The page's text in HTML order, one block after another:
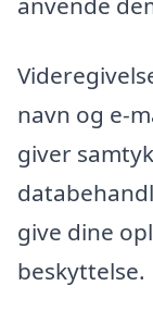
navn og e-
giver
give dine
beskyttelse.